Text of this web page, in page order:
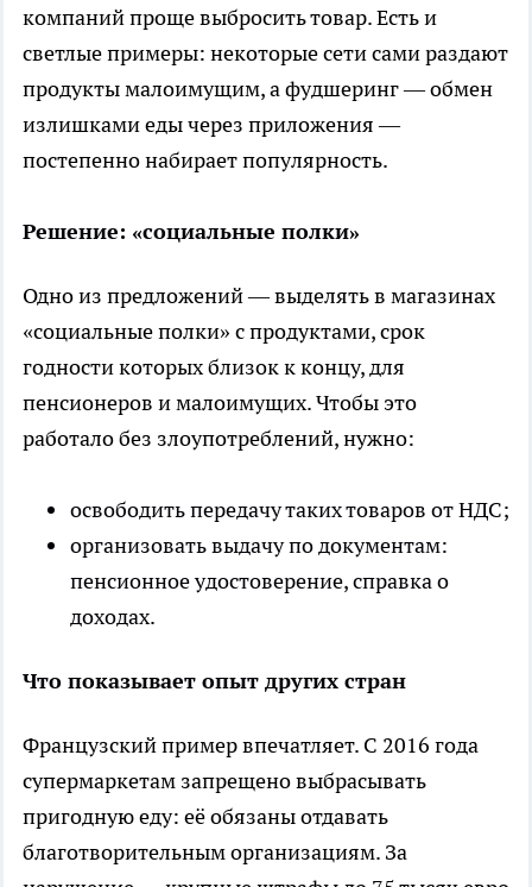
компаний проще выбросить товар. Есть и
светлые примеры: некоторые сети сами раздают
продукты малоимущим, а фудшеринг — обмен
излишками еды через приложения —
постепенно набирает популярность.
Решение: «социальные полки»
Одно из предложений — выделять в магазинах
«социальные полки» с продуктами, срок
годности которых близок к концу, для
пенсионеров и малоимущих. Чтобы это
работало без злоупотреблений, нужно:
освободить передачу таких товаров от НДС;
организовать выдачу по документам:
пенсионное удостоверение, справка о
доходах.
Что показывает опыт других стран
Французский пример впечатляет. С 2016 года
супермаркетам запрещено выбрасывать
пригодную еду: её обязаны отдавать
благотворительным организациям. За